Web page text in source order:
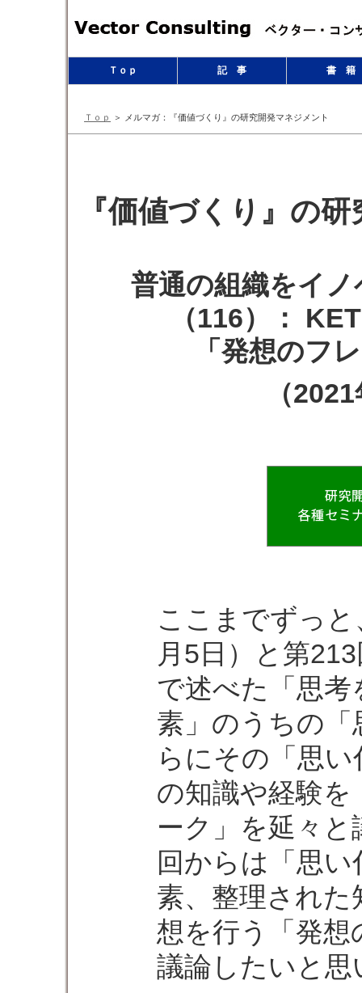
Ｔｏｐ 記 事 書 籍
Ｔｏｐ ＞ メルマガ：『価値づくり』の研究開発マネジメント
『価値づくり』の
普通の組織をイ
（116）：
「発想のフ
（
ここまでずっ
月5日）と第
で述べた「思
素」のうちの
らにその「思
の知識や経験
ーク」を延々
回からは「思
素、整理され
想を行う「発
議論したいと思